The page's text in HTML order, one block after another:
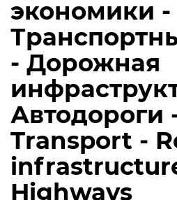
экономики -
- Дорожная
Автодороги
Transport -
Highways